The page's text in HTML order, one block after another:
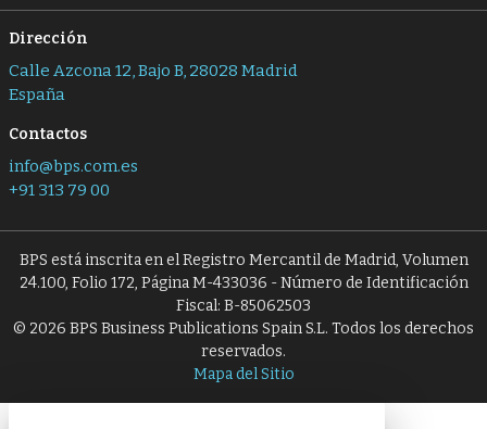
Dirección
Calle Azcona 12, Bajo B, 28028 Madrid
España
Contactos
info@bps.com.es
+91 313 79 00
BPS está inscrita en el Registro Mercantil de Madrid, Volumen
24.100, Folio 172, Página M-433036 - Número de Identificación
Fiscal: B-85062503
© 2026 BPS Business Publications Spain S.L. Todos los derechos
reservados.
Mapa del Sitio